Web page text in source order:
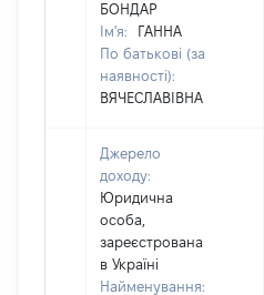
БОНДАР
Ім'я:
ГАННА
По батькові (за
наявності):
ВЯЧЕСЛАВІВНА
Джерело
доходу:
Юридична
особа,
зареєстрована
в Україні
Найменування: